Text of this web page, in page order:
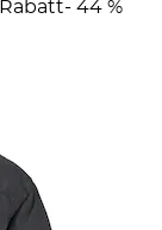
Rabatt- 44 %